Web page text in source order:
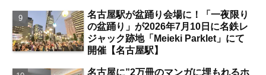
名古屋駅が盆踊り会場に！「一夜限り
の盆踊り」が2026年7月10日に名鉄レ
ジャック跡地「Meieki Parklet」にて
開催【名古屋駅】
名古屋に”2万冊のマンガに埋もれるホ